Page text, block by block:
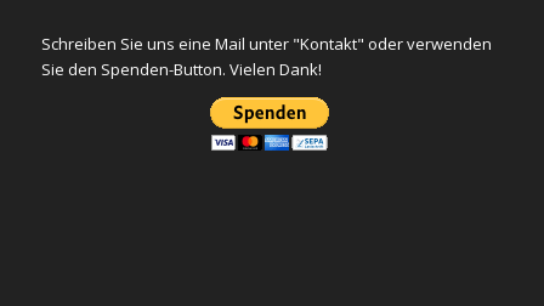
Schreiben Sie uns eine Mail unter "Kontakt" oder verwenden
Sie den Spenden-Button. Vielen Dank!